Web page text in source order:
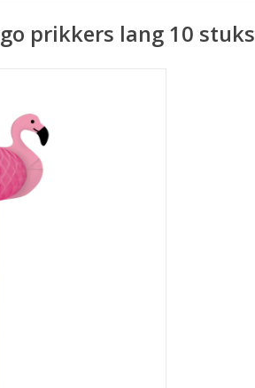
prikkers lang 10 stuks